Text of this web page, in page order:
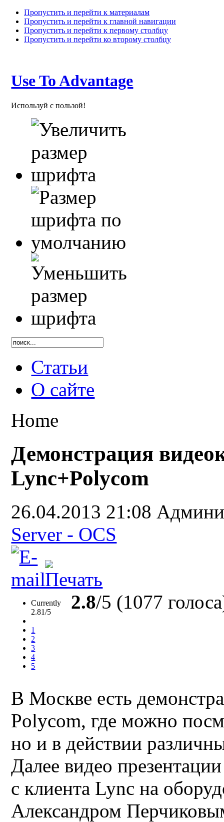
Пропустить и перейти к материалам
Пропустить и перейти к главной навигации
Пропустить и перейти к первому столбцу
Пропустить и перейти ко второму столбцу
Use To Advantage
Используй с пользой!
Статьи
О сайте
Home
Демонстрация
Lync+Polycom
26.04.2013 21:08
Server - OCS
Currently
2.81/5
1
2
3
4
5
2.8/5 (1077
В Москве есть
Polycom, где можно
но и в действии
Далее видео
с клиента Lync на
Александром